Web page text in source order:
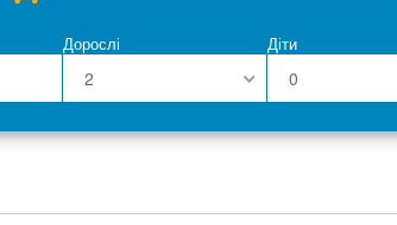
Дорослі
2
Діти
0